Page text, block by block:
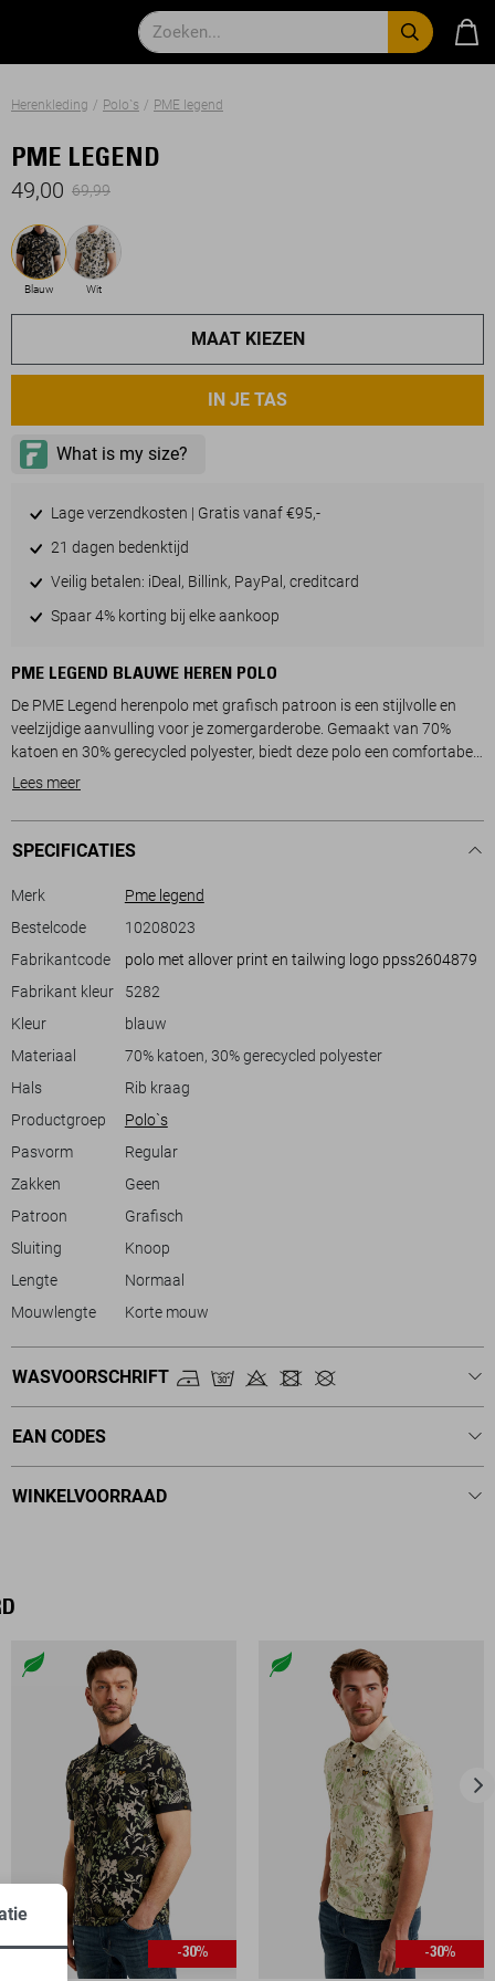
Herenkleding Polo`s PME legend
PME LEGEND
49,00 69,99
Blauw Wit
MAAT KIEZEN
IN JE TAS
Lage verzendkosten | Gratis vanaf €95,-
21 dagen bedenktijd
Veilig betalen: iDeal, Billink, PayPal, creditcard
Spaar 4% korting bij elke aankoop
PME LEGEND BLAUWE HEREN POLO
De PME Legend herenpolo met grafisch patroon is een stijlvolle en
veelzijdige aanvulling voor je zomergarderobe. Gemaakt van 70%
katoen en 30% gerecycled polyester, biedt deze polo een comfortabele
en duurzame draagervaring. De regular fit zorgt voor een prettige
knoopsluiting geven een klassieke touch aan het moderne ontwerp.
Het opvallende grafische patroon in beige en zwart maakt de polo
zomermaanden. Dankzij de korte mouwen en normaal gesneden
lengte draagt de polo luchtig en comfortabel, ideaal voor een dagje uit
of een relaxte middag met vrienden. Het subtiele PME Legend logo
uitstraling. Combineer de polo met een lichte chino voor een casual
look, of met een donkere jeans voor een meer geklede stijl. Of je nu een
Lees meer
SPECIFICATIES
Merk
Pme legend
Bestelcode
10208023
Fabrikantcode
polo met allover print en tailwing logo ppss2604879
Fabrikant kleur
5282
Kleur
blauw
Materiaal
70% katoen, 30% gerecycled polyester
Hals
Rib kraag
Productgroep
Polo`s
Pasvorm
Regular
Zakken
Geen
Patroon
Grafisch
Sluiting
Knoop
Lengte
Normaal
Mouwlengte
Korte mouw
WASVOORSCHRIFT
EAN CODES
WINKELVOORRAAD
-30% -30%